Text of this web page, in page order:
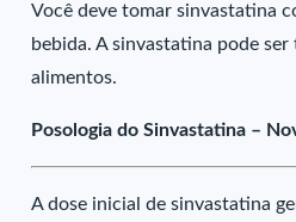
Você deve tomar sinvastatina
bebida. A sinvastatina pode
alimentos.
Posologia do Sinvastatina –
A dose inicial de sinvastatina